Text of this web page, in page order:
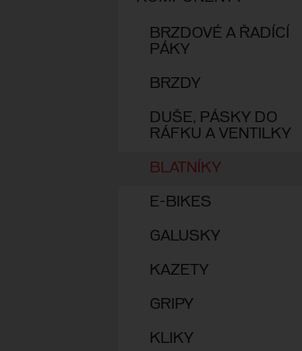
BRZDOVÉ A ŘADÍCÍ
PÁKY
BRZDY
DUŠE, PÁSKY DO
RÁFKU A VENTILKY
BLATNÍKY
E-BIKES
GALUSKY
KAZETY
GRIPY
KLIKY